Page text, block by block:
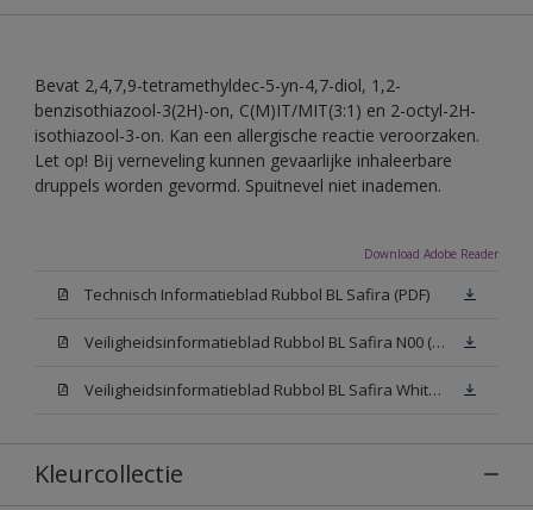
Bevat 2,4,7,9-tetramethyldec-5-yn-4,7-diol, 1,2-
benzisothiazool-3(2H)-on, C(M)IT/MIT(3:1) en 2-octyl-2H-
isothiazool-3-on. Kan een allergische reactie veroorzaken.
Let op! Bij verneveling kunnen gevaarlijke inhaleerbare
druppels worden gevormd. Spuitnevel niet inademen.
Download Adobe Reader
Technisch Informatieblad Rubbol BL Safira (PDF)
Veiligheidsinformatieblad Rubbol BL Safira N00 (MSDS)
Veiligheidsinformatieblad Rubbol BL Safira White W05 (MSDS)
Kleurcollectie